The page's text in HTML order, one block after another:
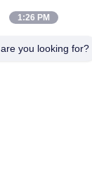
1:26 PM
you looking for?